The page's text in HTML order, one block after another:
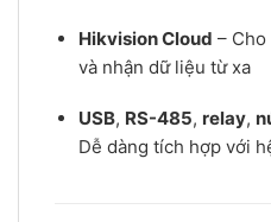
Hikvision Cloud –
và nhận dữ liệu từ xa
USB, RS-485, relay,
Dễ dàng tích hợp với